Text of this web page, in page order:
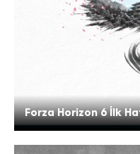
Forza Horizon 6 İlk